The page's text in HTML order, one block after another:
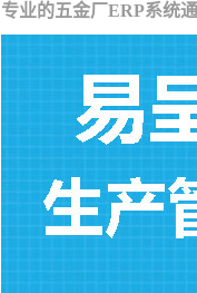
专业的五金厂ERP系统